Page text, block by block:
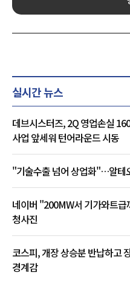
실시간 뉴스
데브시스터즈, 2Q 영업손실
사업 앞세워 턴어라운드 시동
"기술수출 넘어 상업화"…알테
네이버 "200MW서 기가와트
청사진
코스피, 개장 상승분 반납하고
경계감